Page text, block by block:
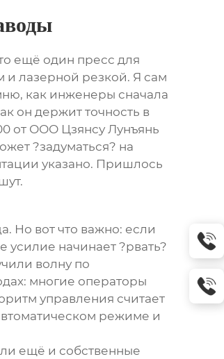
ещё один пресс для
и лазерной резкой. Я сам
как инженеры сначала
он держит точность в
от ООО Цзянсу Лунъянь
?задуматься? на
указано. Пришлось
Но вот что важно: если
начинает ?рвать?
волну по
многие операторы
управления считает
режиме и
ещё и собственные